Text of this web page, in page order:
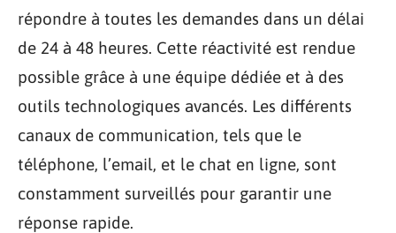
répondre à toutes les demandes dans un délai
de 24 à 48 heures. Cette réactivité est rendue
possible grâce à une équipe dédiée et à des
outils technologiques avancés. Les différents
canaux de communication, tels que le
téléphone, l’email, et le chat en ligne, sont
constamment surveillés pour garantir une
réponse rapide.